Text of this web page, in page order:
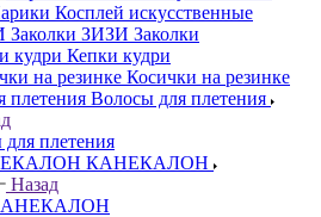
Косплей искусственные
ЗИЗИ Заколки
Кепки кудри
Косички на резинке
Волосы для плетения
плетения
КАНЕКАЛОН
Назад